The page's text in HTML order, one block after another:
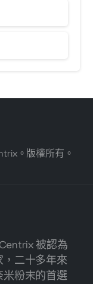
。版權所有。
被認為
二十多年來
米粉末的首選